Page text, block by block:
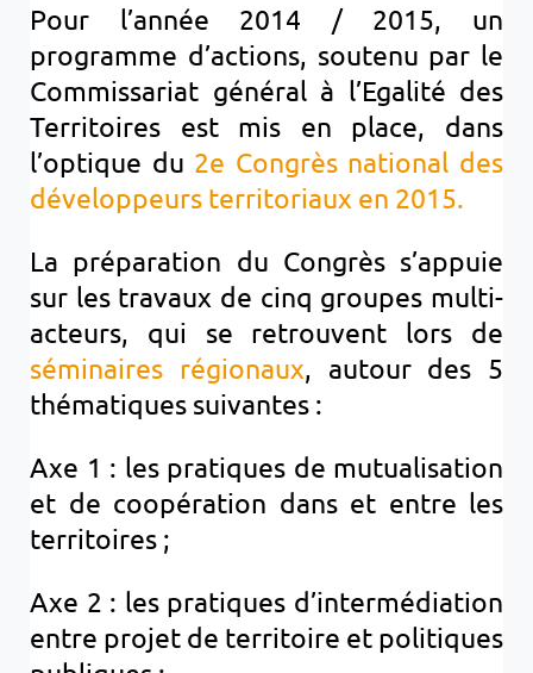
Pour l’année 2014 / 2015, un
programme d’actions, soutenu par le
Commissariat général à l’Egalité des
Territoires est mis en place, dans
l’optique du 2e Congrès national des
développeurs territoriaux en 2015.
La préparation du Congrès s’appuie
sur les travaux de cinq groupes multi-
acteurs, qui se retrouvent lors de
séminaires régionaux, autour des 5
thématiques suivantes :
Axe 1 : les pratiques de mutualisation
et de coopération dans et entre les
territoires ;
Axe 2 : les pratiques d’intermédiation
entre projet de territoire et politiques